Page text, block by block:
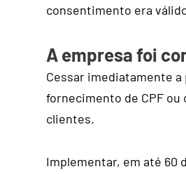
consentimento era
A empresa foi
Cessar imediatamente
fornecimento de CPF
clientes.
Implementar, em até 60